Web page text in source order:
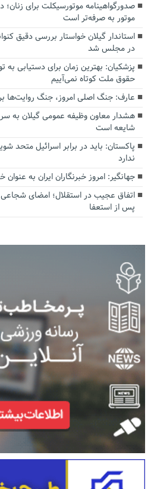
صدورگواهینامه موتورسیکلت برای زنان؛
موتور به‌ صرفه‌تر است
استاندار گیلان خواستار بررسی دقیق
در مجلس شد
پزشکیان‌: بهترین زمان برای دستیابی
حقوق ملت کوتاه نمی‌آییم
عارف: جنگ اصلی امروز، جنگ روایت‌ها
هشدار معاون وظیفه عمومی گیلان به
شایعه است
پاکستان: باید در برابر اسرائیل
ندارد
جهانگیر: امروز خبرنگاران ایران به
پس از استعفا